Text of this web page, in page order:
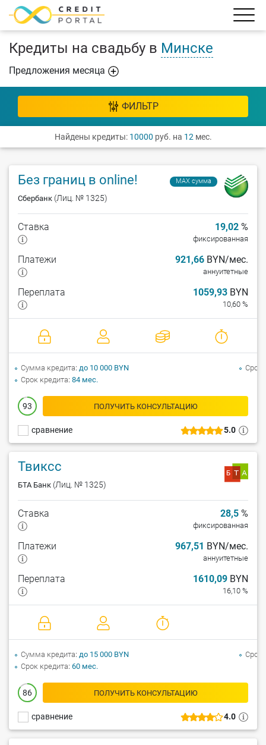
Кредиты на свадьбу в Минске
Предложения месяца
ФИЛЬТР
Найдены кредиты: 10000 руб. на 12 мес.
Без границ в online! MAX сумма
Сбербанк (Лиц. № 1325)
5.0
сравнение
Ставка 19,02 %
фиксированная
Платежи 921,66 BYN/мес.
аннуитетные
Переплата 1059,93 BYN
10,60 %
93 ПОЛУЧИТЬ КОНСУЛЬТАЦИЮ
Сумма кредита до 10 000 BYN
Срок кредита 84 мес.
Срок
Твиксс
БТА Банк (Лиц. № 1325)
4.0
сравнение
Ставка 28,5 %
фиксированная
Платежи 967,51 BYN/мес.
аннуитетные
Переплата 1610,09 BYN
16,10 %
86 ПОЛУЧИТЬ КОНСУЛЬТАЦИЮ
Сумма кредита до 15 000 BYN
Срок кредита 60 мес.
Срок